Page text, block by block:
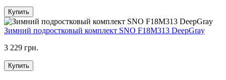
Купить
Зимний подростковый комплект SNO F18M313 DeepGray
3 229 грн.
Купить